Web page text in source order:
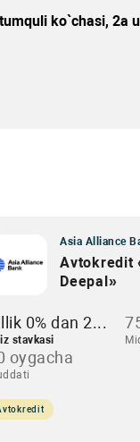
ko`chasi, 2a
Asia Alliance
Avtokredit
Deepal»
0% dan 2...
stavkasi
oygacha